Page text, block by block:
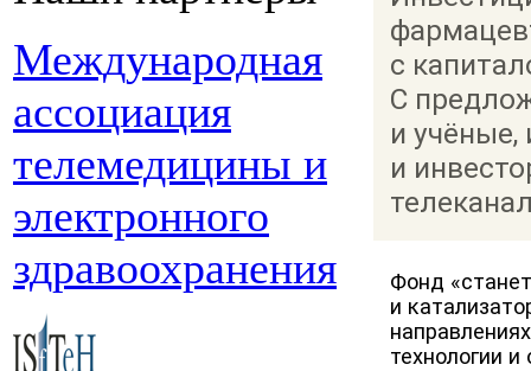
Международная
ассоциация
телемедицины и
электронного
здравоохранения
с
С
и учёные,
и
Фонд
и
технологии и